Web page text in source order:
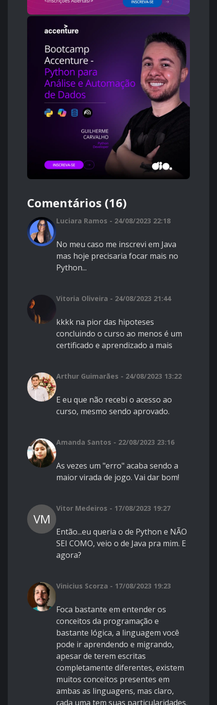
Comentários (16)
Luciara Ramos - 24/08/2023 22:18
No meu caso me inscrevi em Java
mas hoje precisaria focar mais no
Python...
Vitoria Oliveira - 24/08/2023 21:44
kkkk na pior das hipoteses
concluindo o curso ao menos é um
certificado e aprendizado a mais
Arthur Guimarães - 24/08/2023 13:22
E eu que não recebi o acesso ao
curso, mesmo sendo aprovado.
Amanda Santos - 22/08/2023 23:16
As vezes um "erro" acaba sendo a
maior virada de jogo. Vai dar bom!
VM
Vitor Medeiros - 17/08/2023 19:27
Então...eu queria o de Python e NÃO
SEI COMO, veio o de Java pra mim. E
agora?
Vinicius Scorza - 17/08/2023 19:23
Foca bastante em entender os
conceitos da programação e
bastante lógica, a linguagem você
pode ir aprendendo e migrando,
apesar de terem escritas
completamente diferentes, existem
muitos conceitos presentes em
ambas as linguagens, mas claro,
cada uma tem suas particularidades.